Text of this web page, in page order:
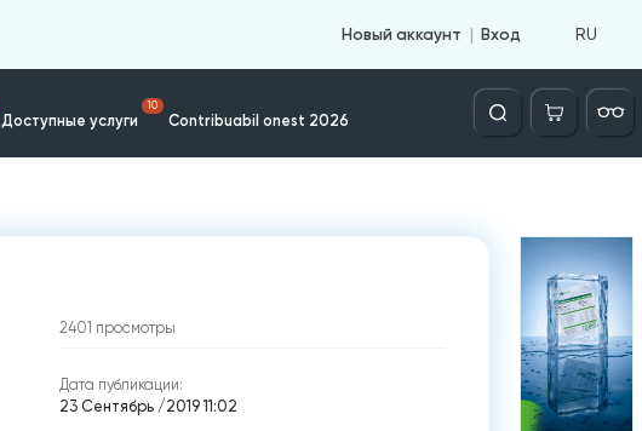
Новый аккаунт Вход RU
Доступные услуги
10
Contribuabil onest 2026
Căutare
2401 просмотры
Дата публикации:
23 Сентябрь /2019 11:02